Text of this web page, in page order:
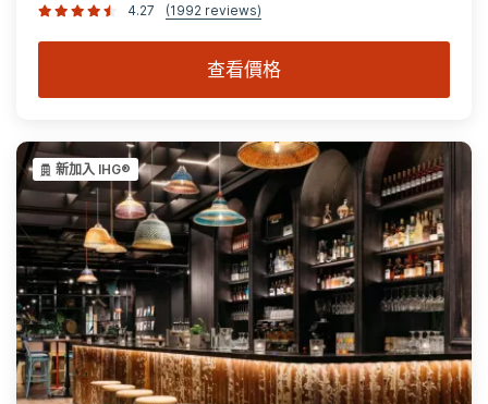
4.27 (1992 reviews)
查看價格
新加入 IHG®